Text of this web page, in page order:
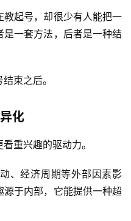
起号，却很少有人能把一
一套方法，后者是一种结
束之后。
化
重兴趣的驱动力。
、经济周期等外部因素影
于内部，它能提供一种超